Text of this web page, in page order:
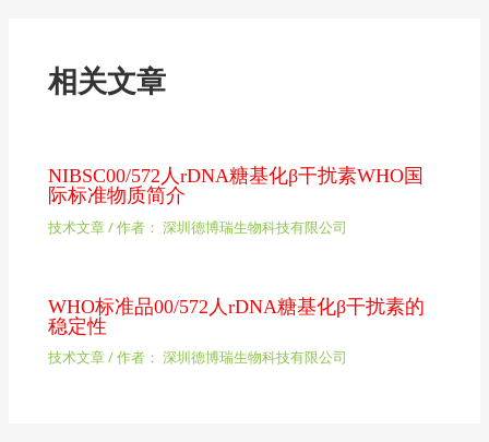
相关文章
NIBSC00/572人rDNA糖基化β干扰素WHO国
际标准物质简介
技术文章/ 作者： 深圳德博瑞生物科技有限公司
WHO标准品00/572人rDNA糖基化β干扰素的
稳定性
技术文章/ 作者： 深圳德博瑞生物科技有限公司